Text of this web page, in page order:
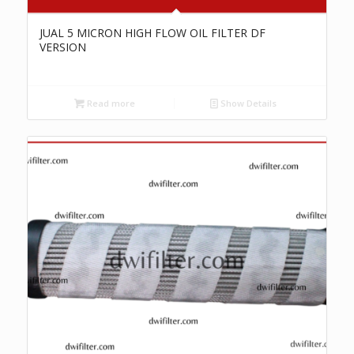
JUAL 5 MICRON HIGH FLOW OIL FILTER DF
VERSION
Read more Show Details